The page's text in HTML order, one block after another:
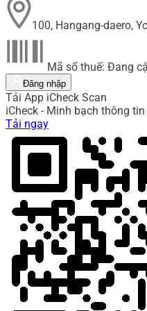
100, Hangang-daero,
Mã số thuế: Đang
Đăng nhập
Tải App iCheck Scan
iCheck - Minh bạch thông
Tải ngay